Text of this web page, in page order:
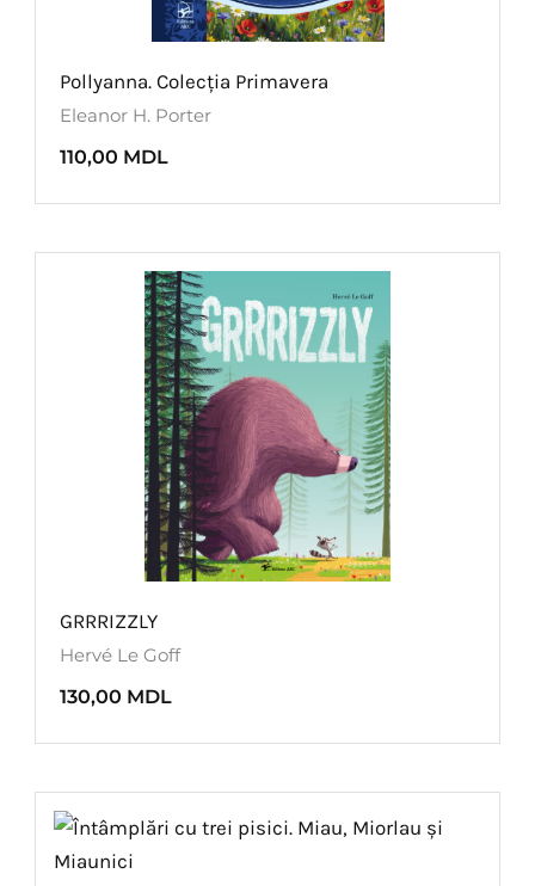
Pollyanna. Colecția Primavera
Eleanor H. Porter
110,00 MDL
GRRRIZZLY
Hervé Le Goff
130,00 MDL